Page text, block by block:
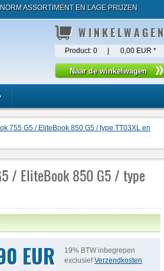
ASSORTIMENT EN LAGE PRIJZEN
WINKELWAGEN
Product: 0 0,00 EUR *
755 G5 / EliteBook 850 G5 / type TT03XL en
/ EliteBook 850 G5 / type
EUR
19% BTW inbegrepen
exclusiefVerzendkosten